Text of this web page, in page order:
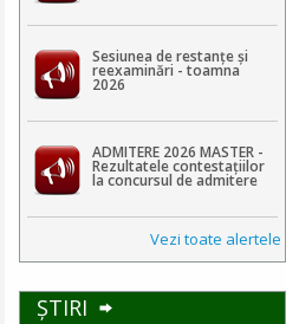
Sesiunea de restanțe și
reexaminări - toamna
2026
ADMITERE 2026 MASTER -
Rezultatele contestaţiilor
la concursul de admitere
Vezi toate alertele
ŞTIRI